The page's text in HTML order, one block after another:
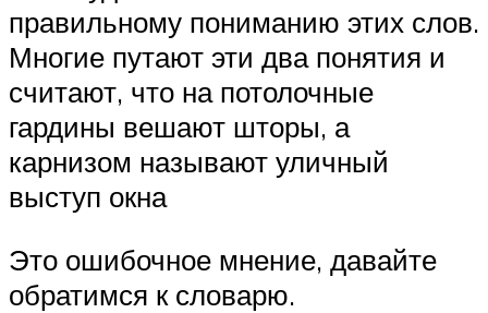
правильному пониманию этих слов.
Многие путают эти два понятия и
считают, что на потолочные
гардины вешают шторы, а
карнизом называют уличный
выступ окна
Это ошибочное мнение, давайте
обратимся к словарю.